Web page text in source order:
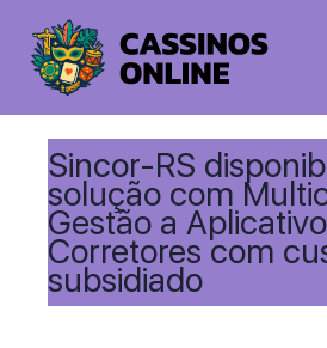
Sincor-RS
solução com
Gestão a
Corretores com
subsidiado